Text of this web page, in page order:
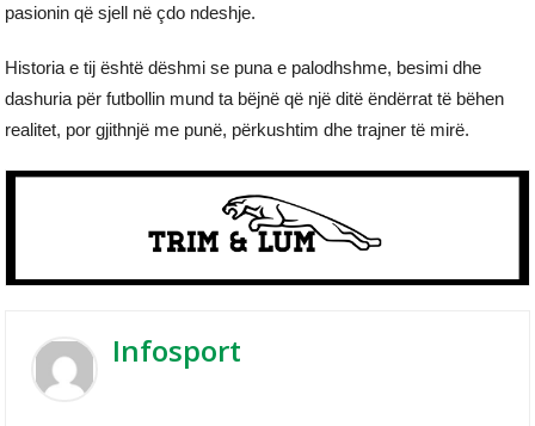
pasionin që sjell në çdo ndeshje.
Historia e tij është dëshmi se puna e palodhshme, besimi dhe
dashuria për futbollin mund ta bëjnë që një ditë ëndërrat të bëhen
realitet, por gjithnjë me punë, përkushtim dhe trajner të mirë.
Infosport